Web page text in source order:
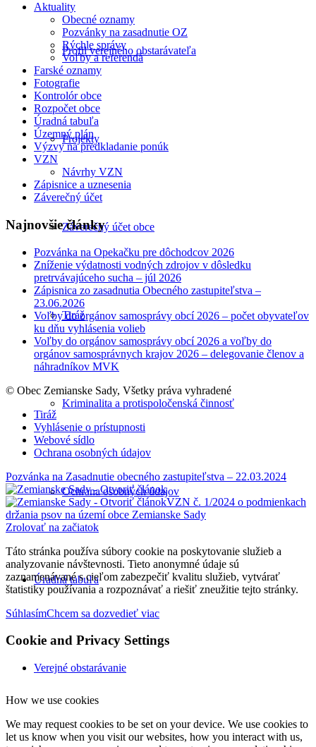
Profil verejného obstarávateľa
Projekty
Záverečný účet obce
Tiráž
Kriminalita a protispoločenská činnosť
Ochrana osobných údajov
Úradná tabuľa
Verejné obstarávanie
Aktuality
Obecné oznamy
Pozvánky na zasadnutie OZ
Rýchle správy
Voľby a referendá
Farské oznamy
Fotografie
Kontrolór obce
Rozpočet obce
Úradná tabuľa
Územný plán
Výzvy na predkladanie ponúk
VZN
Návrhy VZN
Zápisnice a uznesenia
Záverečný účet
Najnovšie články
Pozvánka na Opekačku pre dôchodcov 2026
Zníženie výdatnosti vodných zdrojov v dôsledku
pretrvávajúceho sucha – júl 2026
Zápisnica zo zasadnutia Obecného zastupiteľstva –
23.06.2026
Voľby do orgánov samosprávy obcí 2026 – počet obyvateľov
ku dňu vyhlásenia volieb
Voľby do orgánov samosprávy obcí 2026 a voľby do
orgánov samosprávnych krajov 2026 – delegovanie členov a
náhradníkov MVK
© Obec Zemianske Sady, Všetky práva vyhradené
Tiráž
Vyhlásenie o prístupnosti
Webové sídlo
Ochrana osobných údajov
Pozvánka na Zasadnutie obecného zastupiteľstva – 22.03.2024
VZN č. 1/2024 o podmienkach
držania psov na území obce Zemianske Sady
Zrolovať na začiatok
Táto stránka používa súbory cookie na poskytovanie služieb a
analyzovanie návštevnosti. Tieto anonymné údaje sú
zaznamenávané s cieľom zabezpečiť kvalitu služieb, vytvárať
štatistiky používania a rozpoznávať a riešiť zneužitie tejto stránky.
SúhlasímChcem sa dozvedieť viac
Cookie and Privacy Settings
How we use cookies
We may request cookies to be set on your device. We use cookies to
let us know when you visit our websites, how you interact with us,